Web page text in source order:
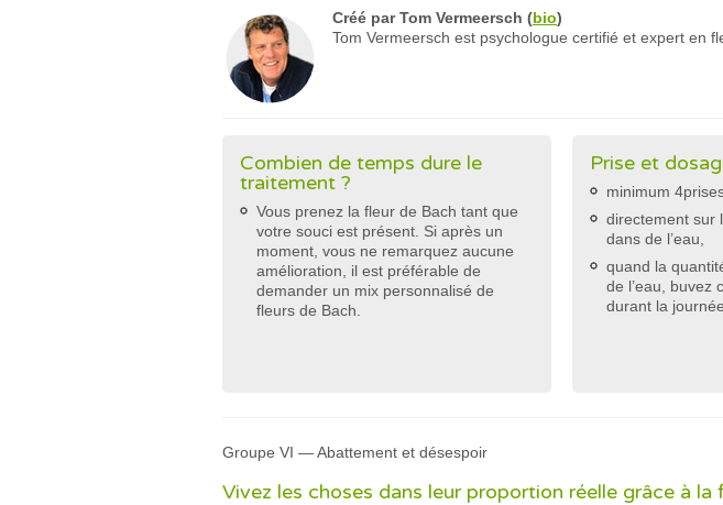
Créé parTom Vermeersch (bio)
Tom Vermeersch est psychologue certifié et expert en
Combien de temps dure le
traitement ?
Vous prenez la fleur de Bach tant que
votre souci est présent. Si après un
moment, vous ne remarquez aucune
amélioration, il est préférable de
demander un mix personnalisé de
fleurs de Bach.
Prise et
minimum
directement sur
dans de l’eau,
quand la
de l’eau, buvez
durant la journée.
Groupe VI — Abattement et désespoir
Vivez les choses dans leur proportion réelle grâce à